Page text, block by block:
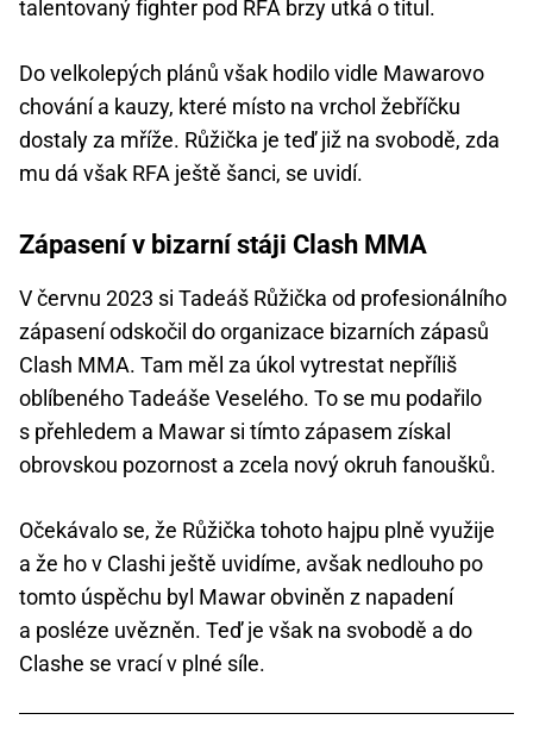
talentovaný fighter pod RFA brzy utká o titul.
Do velkolepých plánů však hodilo vidle Mawarovo
chování a kauzy, které místo na vrchol žebříčku
dostaly za mříže. Růžička je teď již na svobodě, zda
mu dá však RFA ještě šanci, se uvidí.
Zápasení v bizarní stáji Clash MMA
V červnu 2023 si Tadeáš Růžička od profesionálního
zápasení odskočil do organizace bizarních zápasů
Clash MMA. Tam měl za úkol vytrestat nepříliš
oblíbeného Tadeáše Veselého. To se mu podařilo
s přehledem a Mawar si tímto zápasem získal
obrovskou pozornost a zcela nový okruh fanoušků.
Očekávalo se, že Růžička tohoto hajpu plně využije
a že ho v Clashi ještě uvidíme, avšak nedlouho po
tomto úspěchu byl Mawar obviněn z napadení
a posléze uvězněn. Teď je však na svobodě a do
Clashe se vrací v plné síle.